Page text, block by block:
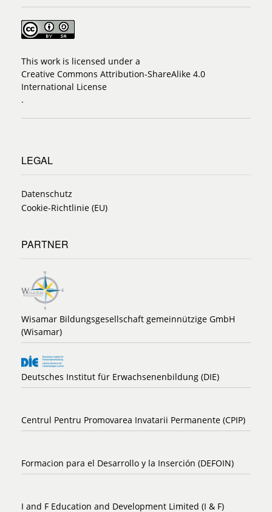
This work is licensed under a
Creative Commons Attribution-ShareAlike 4.0
International License
.
LEGAL
Datenschutz
Cookie-Richtlinie (EU)
PARTNER
Wisamar Bildungsgesellschaft gemeinnützige GmbH
(Wisamar)
Deutsches Institut für Erwachsenenbildung (DIE)
Centrul Pentru Promovarea Invatarii Permanente (CPIP)
Formacion para el Desarrollo y la Inserción (DEFOIN)
I and F Education and Development Limited (I & F)